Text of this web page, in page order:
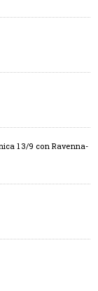
13/9 con Ravenna-